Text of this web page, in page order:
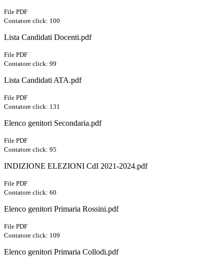
File PDF
Contatore click: 100
Lista Candidati Docenti.pdf
File PDF
Contatore click: 99
Lista Candidati ATA.pdf
File PDF
Contatore click: 131
Elenco genitori Secondaria.pdf
File PDF
Contatore click: 95
INDIZIONE ELEZIONI CdI 2021-2024.pdf
File PDF
Contatore click: 60
Elenco genitori Primaria Rossini.pdf
File PDF
Contatore click: 109
Elenco genitori Primaria Collodi.pdf